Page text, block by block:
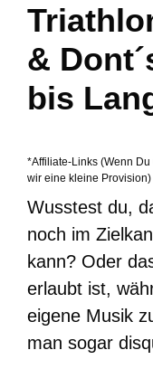
&
bis
*Affiliate-Links (Wenn
wir eine kleine Provision)
Wusstest du,
noch im
kann? Oder
erlaubt ist,
eigene Musik
man sogar